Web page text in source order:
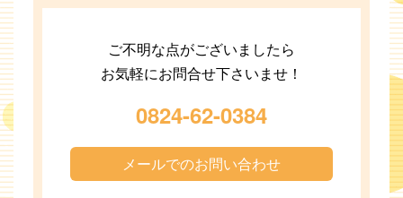
ご不明な点がございましたら
お気軽にお問合せ下さいませ！
0824-62-0384
メールでのお問い合わせ